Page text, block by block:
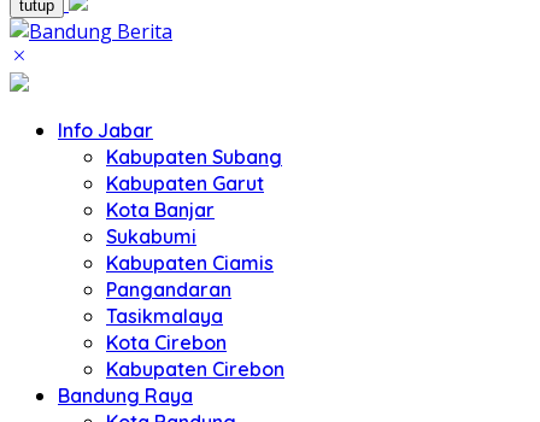
tutup
Info Jabar
Kabupaten Subang
Kabupaten Garut
Kota Banjar
Sukabumi
Kabupaten Ciamis
Pangandaran
Tasikmalaya
Kota Cirebon
Kabupaten Cirebon
Bandung Raya